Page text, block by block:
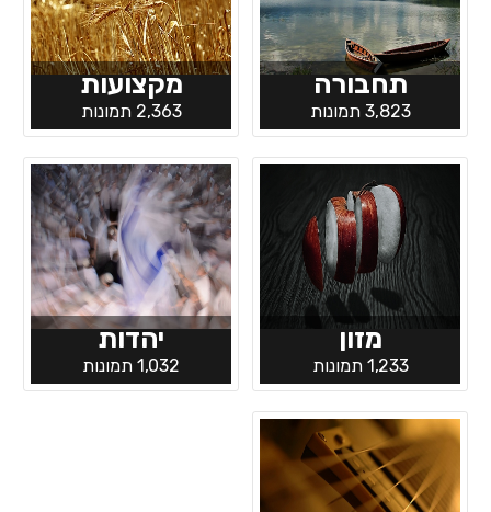
תחבורה
3,823 תמונות
מקצועות
2,363 תמונות
מזון
1,233 תמונות
יהדות
1,032 תמונות